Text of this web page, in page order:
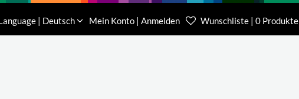
| Deutsch Mein Konto | Anmelden Wunschliste | 0 Produkte
Kundenberater Projekte
(0) 62 32-31 81-00
Kundenberater Webshop
(0) 62 32-31 81-21